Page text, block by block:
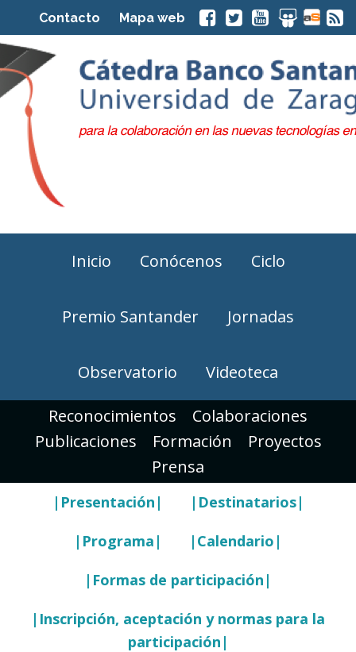
Contacto Mapa web
Inicio Conócenos Ciclo
Premio Santander Jornadas
Observatorio Videoteca
Reconocimientos
Colaboraciones
Publicaciones
Formación
Proyectos
Prensa
|Presentación| |Destinatarios|
|Programa| |Calendario|
|Formas de participación|
|Inscripción, aceptación y normas para la
participación|